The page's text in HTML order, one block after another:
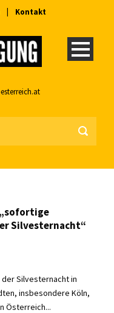
Kontakt
Silvesternacht“
der Silvesternacht in
insbesondere Köln,
Österreich...